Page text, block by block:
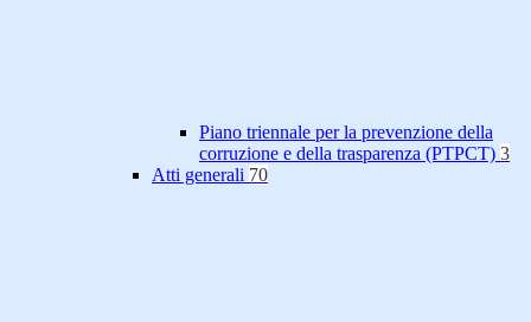
Piano triennale per la prevenzione della
corruzione e della trasparenza (PTPCT) 3
Atti generali 70